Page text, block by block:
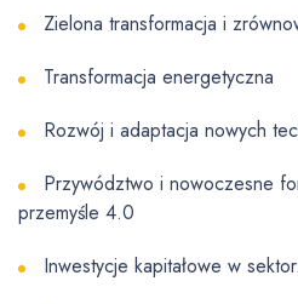
Zielona transformacja i
Transformacja energetyczna
Rozwój i adaptacja nowych
Przywództwo i nowoczesne
przemyśle 4.0
Inwestycje kapitałowe w